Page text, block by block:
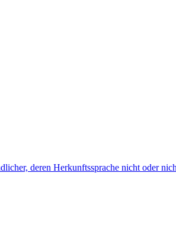
deren Herkunftssprache nicht oder